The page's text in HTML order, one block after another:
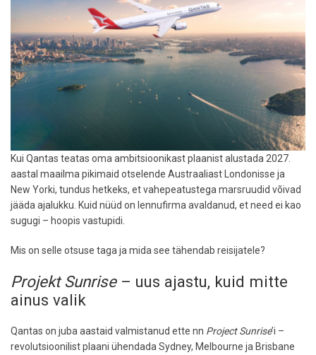
Kui Qantas teatas oma ambitsioonikast plaanist alustada 2027.
aastal maailma pikimaid otselende Austraaliast Londonisse ja
New Yorki, tundus hetkeks, et vahepeatustega marsruudid võivad
jääda ajalukku. Kuid nüüd on lennufirma avaldanud, et need ei kao
sugugi – hoopis vastupidi.
Mis on selle otsuse taga ja mida see tähendab reisijatele?
Projekt Sunrise– uus ajastu, kuid mitte
ainus valik
Qantas on juba aastaid valmistanud ette nn Project Sunrise’i –
revolutsioonilist plaani ühendada Sydney, Melbourne ja Brisbane